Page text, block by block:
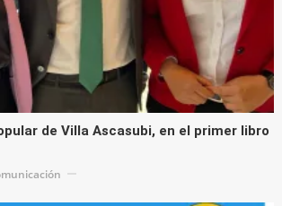
de Villa Ascasubi, en el primer libro